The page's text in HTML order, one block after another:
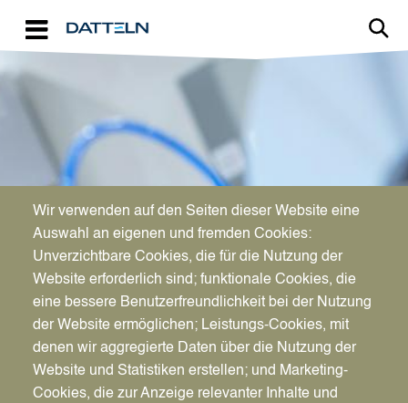
WIRTSCHAFTSFÖRDERUNG
Aktuelles für Unternehmen
Wir verwenden auf den Seiten dieser Website eine
Auswahl an eigenen und fremden Cookies:
Unverzichtbare Cookies, die für die Nutzung der
Website erforderlich sind; funktionale Cookies, die
eine bessere Benutzerfreundlichkeit bei der Nutzung
der Website ermöglichen; Leistungs-Cookies, mit
denen wir aggregierte Daten über die Nutzung der
Website und Statistiken erstellen; und Marketing-
Cookies, die zur Anzeige relevanter Inhalte und